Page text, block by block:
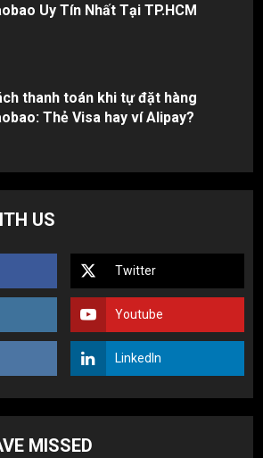
Uy Tín Nhất Tại TP.HCM
thanh toán khi tự đặt hàng
Thẻ Visa hay ví Alipay?
Cách khiếu nại đòi tiền 100%
sai lầm chí mạng khiến người mới
hàng Trung Quốc bị lỗ vốn, ôm sô
10 nguồn hàng thời trang 1688 giá
giật mình cho dân buôn mới
US
Twitter
Youtube
LinkedIn
MISSED